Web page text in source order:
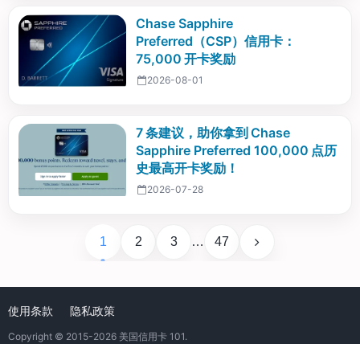
Chase Sapphire
Preferred（CSP）信用卡：
75,000 开卡奖励
2026-08-01
7 条建议，助你拿到 Chase
Sapphire Preferred 100,000 点历
史最高开卡奖励！
2026-07-28
1 2 3 … 47
使用条款 隐私政策
Copyright © 2015-2026 美国信用卡 101.